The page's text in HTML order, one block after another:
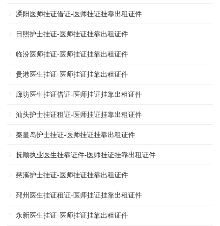
溧阳医师挂证借证-医师挂证挂靠出租证件
日照护士挂证-医师挂证挂靠出租证件
临汾医师挂证-医师挂证挂靠出租证件
贵港医生挂证-医师挂证挂靠出租证件
廊坊医生挂证借证-医师挂证挂靠出租证件
汕头护士挂证租证-医师挂证挂靠出租证件
秦皇岛护士挂证-医师挂证挂靠出租证件
抚顺执业医生挂靠证件-医师挂证挂靠出租证件
慈溪护士挂证-医师挂证挂靠出租证件
邳州医生挂证租证-医师挂证挂靠出租证件
永新医生挂证-医师挂证挂靠出租证件